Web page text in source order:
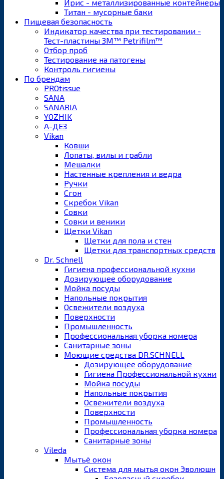
Ирис - металлизированные контейнеры
Титан - мусорные баки
Пищевая безопасность
Индикатор качества при тестировании -
Тест-пластины 3M™ Petrifilm™
Отбор проб
Тестирование на патогены
Контроль гигиены
По брендам
PROtissue
SANA
SANARIA
YOZHIK
А-ДЕЗ
Vikan
Ковши
Лопаты, вилы и грабли
Мешалки
Настенные крепления и ведра
Ручки
Сгон
Скребок Vikan
Совки
Совки и веники
Щетки Vikan
Щетки для пола и стен
Щетки для транспортных средств
Dr. Schnell
Гигиена профессиональной кухни
Дозирующее оборудование
Мойка посуды
Напольные покрытия
Освежители воздуха
Поверхности
Промышленность
Профессиональная уборка номера
Санитарные зоны
Моющие средства DR.SCHNELL
Дозирующее оборудование
Гигиена Профессиональной кухни
Мойка посуды
Напольные покрытия
Освежители воздуха
Поверхности
Промышленность
Профессиональная уборка номера
Санитарные зоны
Vileda
Мытьё окон
Система для мытья окон Эволюшн